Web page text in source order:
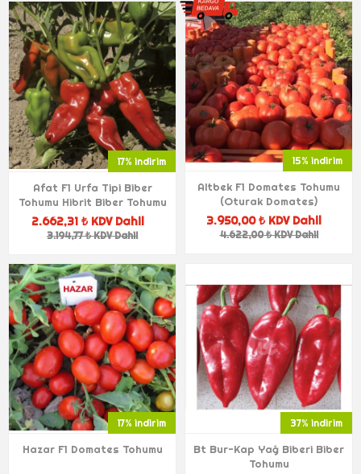
17% indirim
Afat F1 Urfa Tipi Biber
Tohumu Hibrit Biber Tohumu
2.662,31 ₺ KDV Dahil
3.194,77 ₺ KDV Dahil
15% indirim
Altbek F1 Domates Tohumu
(Oturak Domates)
3.950,00 ₺ KDV Dahil
4.622,00 ₺ KDV Dahil
17% indirim
Hazar F1 Domates Tohumu
37% indirim
Bt Bur-Kap Yağ Biberi Biber
Tohumu